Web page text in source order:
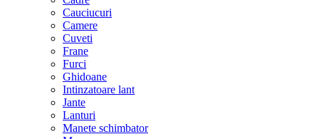
Cauciucuri
Camere
Cuveti
Frane
Furci
Ghidoane
Intinzatoare lant
Jante
Lanturi
Manete schimbator